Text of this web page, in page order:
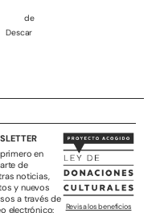
de
Descar
en
de
noticias,
y nuevos
a través de
electrónico:
Revisa los beneficios